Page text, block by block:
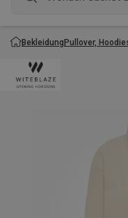
BekleidungPullover,